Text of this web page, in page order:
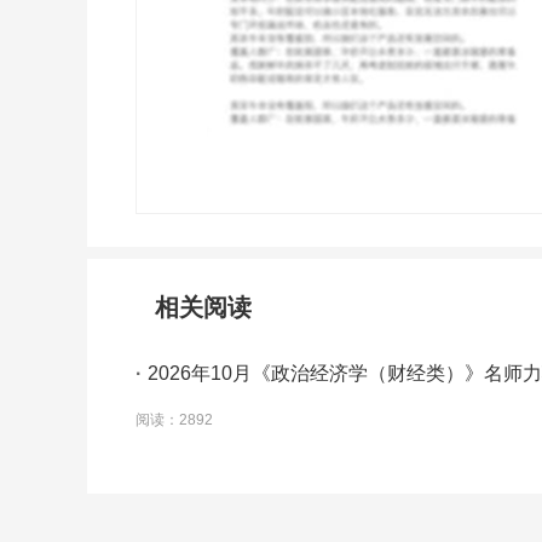
相关阅读
· 2026年10月《政治经济学（财经类）》名师
阅读：2892